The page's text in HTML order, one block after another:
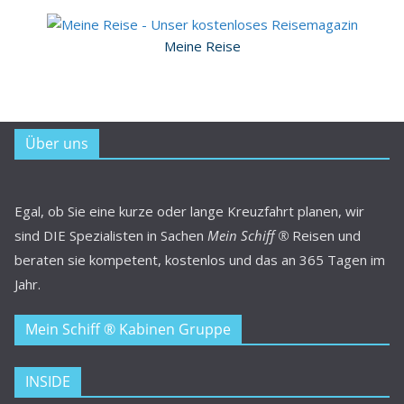
Meine Reise
Über uns
Egal, ob Sie eine kurze oder lange Kreuzfahrt planen, wir
sind DIE Spezialisten in Sachen Mein Schiff ® Reisen und
beraten sie kompetent, kostenlos und das an 365 Tagen im
Jahr.
Mein Schiff ® Kabinen Gruppe
INSIDE